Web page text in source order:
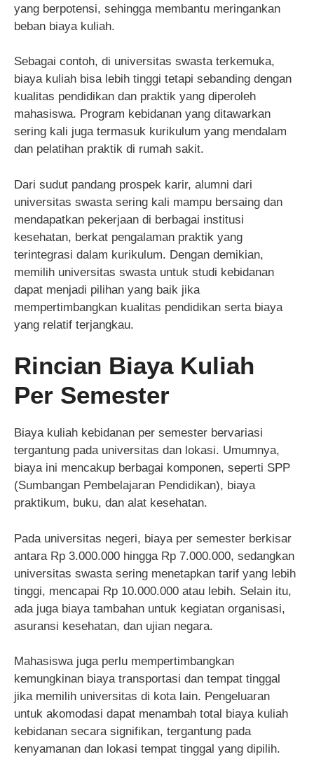
yang berpotensi, sehingga membantu meringankan
beban biaya kuliah.
Sebagai contoh, di universitas swasta terkemuka,
biaya kuliah bisa lebih tinggi tetapi sebanding dengan
kualitas pendidikan dan praktik yang diperoleh
mahasiswa. Program kebidanan yang ditawarkan
sering kali juga termasuk kurikulum yang mendalam
dan pelatihan praktik di rumah sakit.
Dari sudut pandang prospek karir, alumni dari
universitas swasta sering kali mampu bersaing dan
mendapatkan pekerjaan di berbagai institusi
kesehatan, berkat pengalaman praktik yang
terintegrasi dalam kurikulum. Dengan demikian,
memilih universitas swasta untuk studi kebidanan
dapat menjadi pilihan yang baik jika
mempertimbangkan kualitas pendidikan serta biaya
yang relatif terjangkau.
Rincian Biaya Kuliah
Per Semester
Biaya kuliah kebidanan per semester bervariasi
tergantung pada universitas dan lokasi. Umumnya,
biaya ini mencakup berbagai komponen, seperti SPP
(Sumbangan Pembelajaran Pendidikan), biaya
praktikum, buku, dan alat kesehatan.
Pada universitas negeri, biaya per semester berkisar
antara Rp 3.000.000 hingga Rp 7.000.000, sedangkan
universitas swasta sering menetapkan tarif yang lebih
tinggi, mencapai Rp 10.000.000 atau lebih. Selain itu,
ada juga biaya tambahan untuk kegiatan organisasi,
asuransi kesehatan, dan ujian negara.
Mahasiswa juga perlu mempertimbangkan
kemungkinan biaya transportasi dan tempat tinggal
jika memilih universitas di kota lain. Pengeluaran
untuk akomodasi dapat menambah total biaya kuliah
kebidanan secara signifikan, tergantung pada
kenyamanan dan lokasi tempat tinggal yang dipilih.